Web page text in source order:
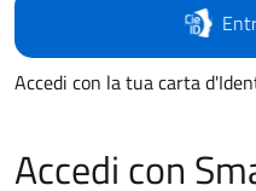
Accedi con la tua carta
Accedi con